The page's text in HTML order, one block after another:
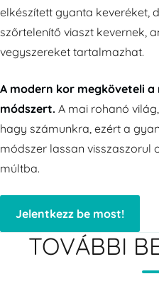
elkészített gyanta keveréket,
szőrtelenítő viaszt kevernek,
vegyszereket tartalmazhat.
A modern kor megköveteli
módszert. A mai rohanó
hagy számunkra, ezért a
módszer lassan visszaszorul
múltba.
Jelentkezz be most!
TOVÁBBI